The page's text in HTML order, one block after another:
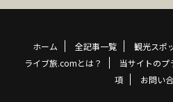
ホーム 全記事一覧 観光スポ
ライブ旅.comとは？
当サイトのプ
項
お問い